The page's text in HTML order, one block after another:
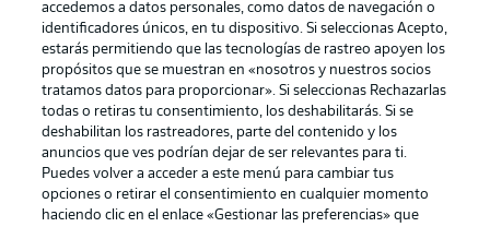
Publicidad Aviso legal
Gestionar las preferencias Declaracion de privacidad
Canales Trabajos
Jugadores Condiciones de uso
accedemos a datos personales, como datos de navegación o
identificadores únicos, en tu dispositivo. Si seleccionas Acepto,
estarás permitiendo que las tecnologías de rastreo apoyen los
propósitos que se muestran en «nosotros y nuestros socios
tratamos datos para proporcionar». Si seleccionas Rechazarlas
todas o retiras tu consentimiento, los deshabilitarás. Si se
deshabilitan los rastreadores, parte del contenido y los
anuncios que ves podrían dejar de ser relevantes para ti.
Puedes volver a acceder a este menú para cambiar tus
opciones o retirar el consentimiento en cualquier momento
haciendo clic en el enlace «Gestionar las preferencias» que